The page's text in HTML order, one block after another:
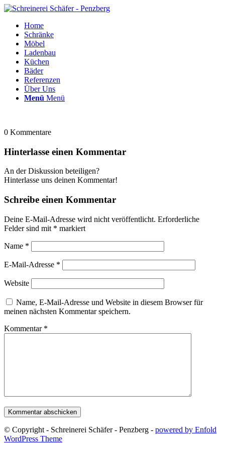
Home
Schränke
Möbel
Ladenbau
Küchen
Bäder
Referenzen
Über Uns
Menü Menü
0 Kommentare
Hinterlasse einen Kommentar
An der Diskussion beteiligen?
Hinterlasse uns deinen Kommentar!
Schreibe einen Kommentar
Deine E-Mail-Adresse wird nicht veröffentlicht. Erforderliche
Felder sind mit * markiert
Name *
E-Mail-Adresse *
Website
Name, E-Mail-Adresse und Website in diesem Browser für
meinen nächsten Kommentar speichern.
Kommentar *
© Copyright - Schreinerei Schäfer - Penzberg - powered by Enfold
WordPress Theme